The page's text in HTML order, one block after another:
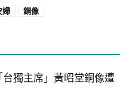
婦 銅像
獨主席」黃昭堂銅像遭